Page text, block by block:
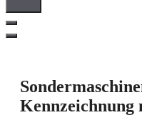
Kennzeichnung